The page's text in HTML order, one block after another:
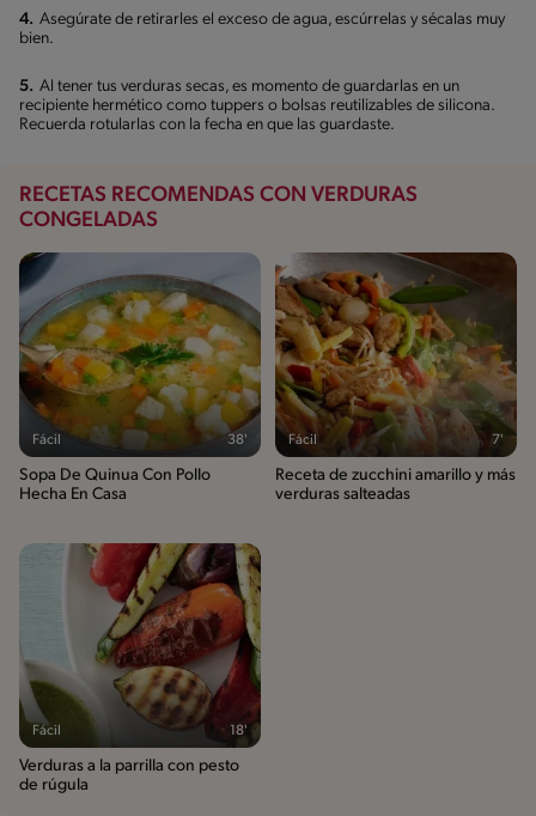
4. Asegúrate de retirarles el exceso de agua, escúrrelas y sécalas muy
bien.
5. Al tener tus verduras secas, es momento de guardarlas en un
recipiente hermético como tuppers o bolsas reutilizables de silicona.
Recuerda rotularlas con la fecha en que las guardaste.
RECETAS RECOMENDAS CON VERDURAS
CONGELADAS
Fácil 38'
Sopa De Quinua Con Pollo
Hecha En Casa
Fácil 7'
Receta de zucchini amarillo y más
verduras salteadas
Fácil 18'
Verduras a la parrilla con pesto
de rúgula